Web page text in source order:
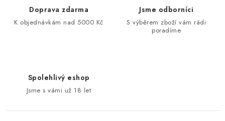
Doprava zdarma
K objednávkám nad 5000 Kč
Jsme odborníci
S výběrem zboží vám rádi
poradíme
Spolehlivý eshop
Jsme s vámi už 18 let